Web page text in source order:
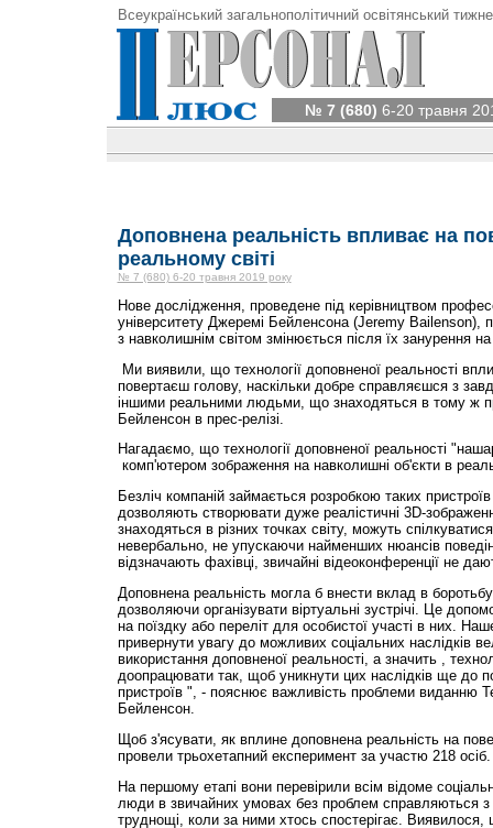
Всеукраїнський загальнополітичний освітянський
№ 7 (680) 6-20 травня
Доповнена реальність впливає на
реальному світі
№ 7 (680) 6-20 травня 2019 року
Нове дослідження, проведене під керівництвом
університету Джеремі Бейленсона (Jeremy Bailenson),
з навколишнім світом змінюється після їх занурення
Ми виявили, що технології доповненої реальності
повертаєш голову, наскільки добре справляєшся з
іншими реальними людьми, що знаходяться в тому ж
Бейленсон в прес-релізі.
Нагадаємо, що технології доповненої реальності
комп'ютером зображення на навколишні об'єкти в
Безліч компаній займається розробкою таких пристроїв
дозволяють створювати дуже реалістичні 3D-
знаходяться в різних точках світу, можуть
невербально, не упускаючи найменших нюансів
відзначають фахівці, звичайні відеоконференції не
Доповнена реальність могла б внести вклад в боротьбу
дозволяючи організувати віртуальні зустрічі. Це
на поїздку або переліт для особистої участі в них.
привернути увагу до можливих соціальних наслідків
використання доповненої реальності, а значить ,
доопрацювати так, щоб уникнути цих наслідків ще до
пристроїв ", - пояснює важливість проблеми виданню
Бейленсон.
Щоб з'ясувати, як вплине доповнена реальність на
провели трьохетапний експеримент за участю 218 осіб.
На першому етапі вони перевірили всім відоме
люди в звичайних умовах без проблем справляються
труднощі, коли за ними хтось спостерігає. Виявилося,